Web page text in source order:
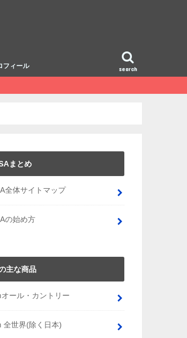
search
フィール
まとめ
全体サイトマップ
の始め方
主な商品
ール・カントリー
全世界(除く日本)